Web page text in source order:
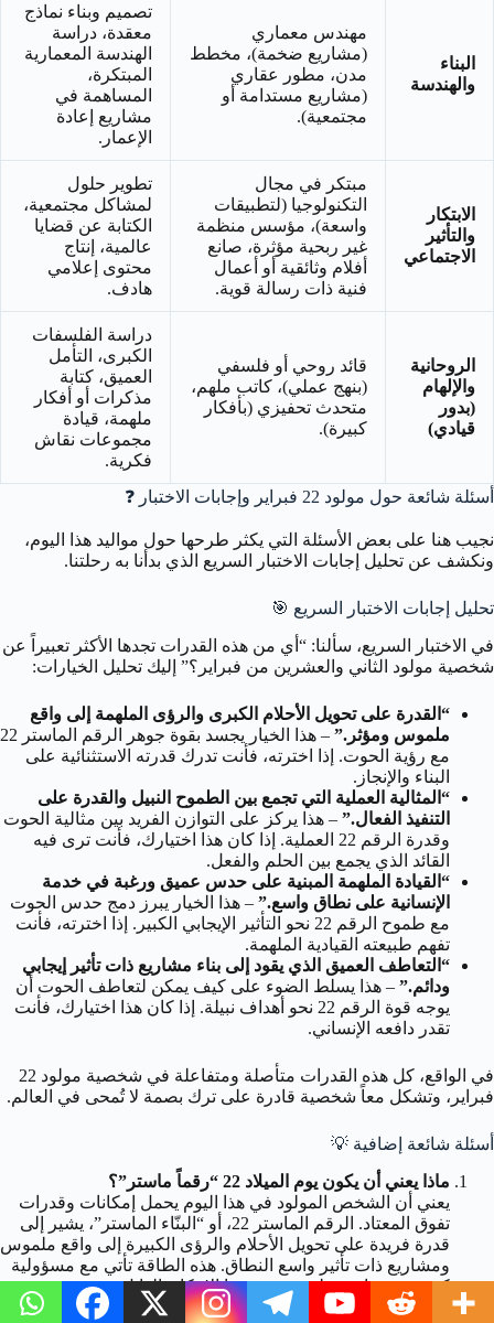
البناء
والهندسة
مهندس معماري
(مشاريع ضخمة)، مخطط
مدن، مطور عقاري
(مشاريع مستدامة أو
مجتمعية).
تصميم وبناء نماذج
معقدة، دراسة
الهندسة المعمارية
المبتكرة،
المساهمة في
مشاريع إعادة
الإعمار.
الابتكار
والتأثير
الاجتماعي
مبتكر في مجال
التكنولوجيا (لتطبيقات
واسعة)، مؤسس منظمة
غير ربحية مؤثرة، صانع
أفلام وثائقية أو أعمال
فنية ذات رسالة قوية.
تطوير حلول
لمشاكل مجتمعية،
الكتابة عن قضايا
عالمية، إنتاج
محتوى إعلامي
هادف.
الروحانية
والإلهام
(بدور
قيادي)
قائد روحي أو فلسفي
(بنهج عملي)، كاتب ملهم،
متحدث تحفيزي (بأفكار
كبيرة).
دراسة الفلسفات
الكبرى، التأمل
العميق، كتابة
مذكرات أو أفكار
ملهمة، قيادة
مجموعات نقاش
فكرية.
أسئلة شائعة حول مولود 22 فبراير وإجابات الاختبار
❓
نجيب هنا على بعض الأسئلة التي يكثر طرحها حول مواليد هذا اليوم،
ونكشف عن تحليل إجابات الاختبار السريع الذي بدأنا به رحلتنا.
تحليل إجابات الاختبار السريع 🎯
في الاختبار السريع، سألنا: “أي من هذه القدرات تجدها الأكثر تعبيراً عن
شخصية مولود الثاني والعشرين من فبراير؟” إليك تحليل الخيارات:
“القدرة على تحويل الأحلام الكبرى والرؤى الملهمة إلى واقع
ملموس ومؤثر.”
– هذا الخيار يجسد بقوة جوهر الرقم الماستر 22
مع رؤية الحوت. إذا اخترته، فأنت تدرك قدرته الاستثنائية على
البناء والإنجاز.
“المثالية العملية التي تجمع بين الطموح النبيل والقدرة على
التنفيذ الفعال.” – هذا يركز على التوازن الفريد بين مثالية الحوت
وقدرة الرقم 22 العملية. إذا كان هذا اختيارك، فأنت ترى فيه
القائد الذي يجمع بين الحلم والفعل.
“القيادة الملهمة المبنية على حدس عميق ورغبة في خدمة
الإنسانية على نطاق واسع.” – هذا الخيار يبرز دمج حدس الحوت
مع طموح الرقم 22 نحو التأثير الإيجابي الكبير. إذا اخترته، فأنت
تفهم طبيعته القيادية الملهمة.
“التعاطف العميق الذي يقود إلى بناء مشاريع ذات تأثير إيجابي
ودائم.” – هذا يسلط الضوء على كيف يمكن لتعاطف الحوت أن
يوجه قوة الرقم 22 نحو أهداف نبيلة. إذا كان هذا اختيارك، فأنت
تقدر دافعه الإنساني.
في الواقع، كل هذه القدرات متأصلة ومتفاعلة في شخصية مولود 22
فبراير، وتشكل معاً شخصية قادرة على ترك بصمة لا تُمحى في العالم.
أسئلة شائعة إضافية 💡
ماذا يعني أن يكون يوم الميلاد 22 “رقماً ماستر”؟
يعني أن الشخص المولود في هذا اليوم يحمل إمكانات وقدرات
تفوق المعتاد. الرقم الماستر 22، أو “البنّاء الماستر”، يشير إلى
قدرة فريدة على تحويل الأحلام والرؤى الكبيرة إلى واقع ملموس
ومشاريع ذات تأثير واسع النطاق. هذه الطاقة تأتي مع مسؤولية
كبيرة وتحديات تتعلق بتحقيق هذا الإمكان الهائل.
كيف يمكن لمولود 22 فبراير التعامل مع الضغط المصاحب